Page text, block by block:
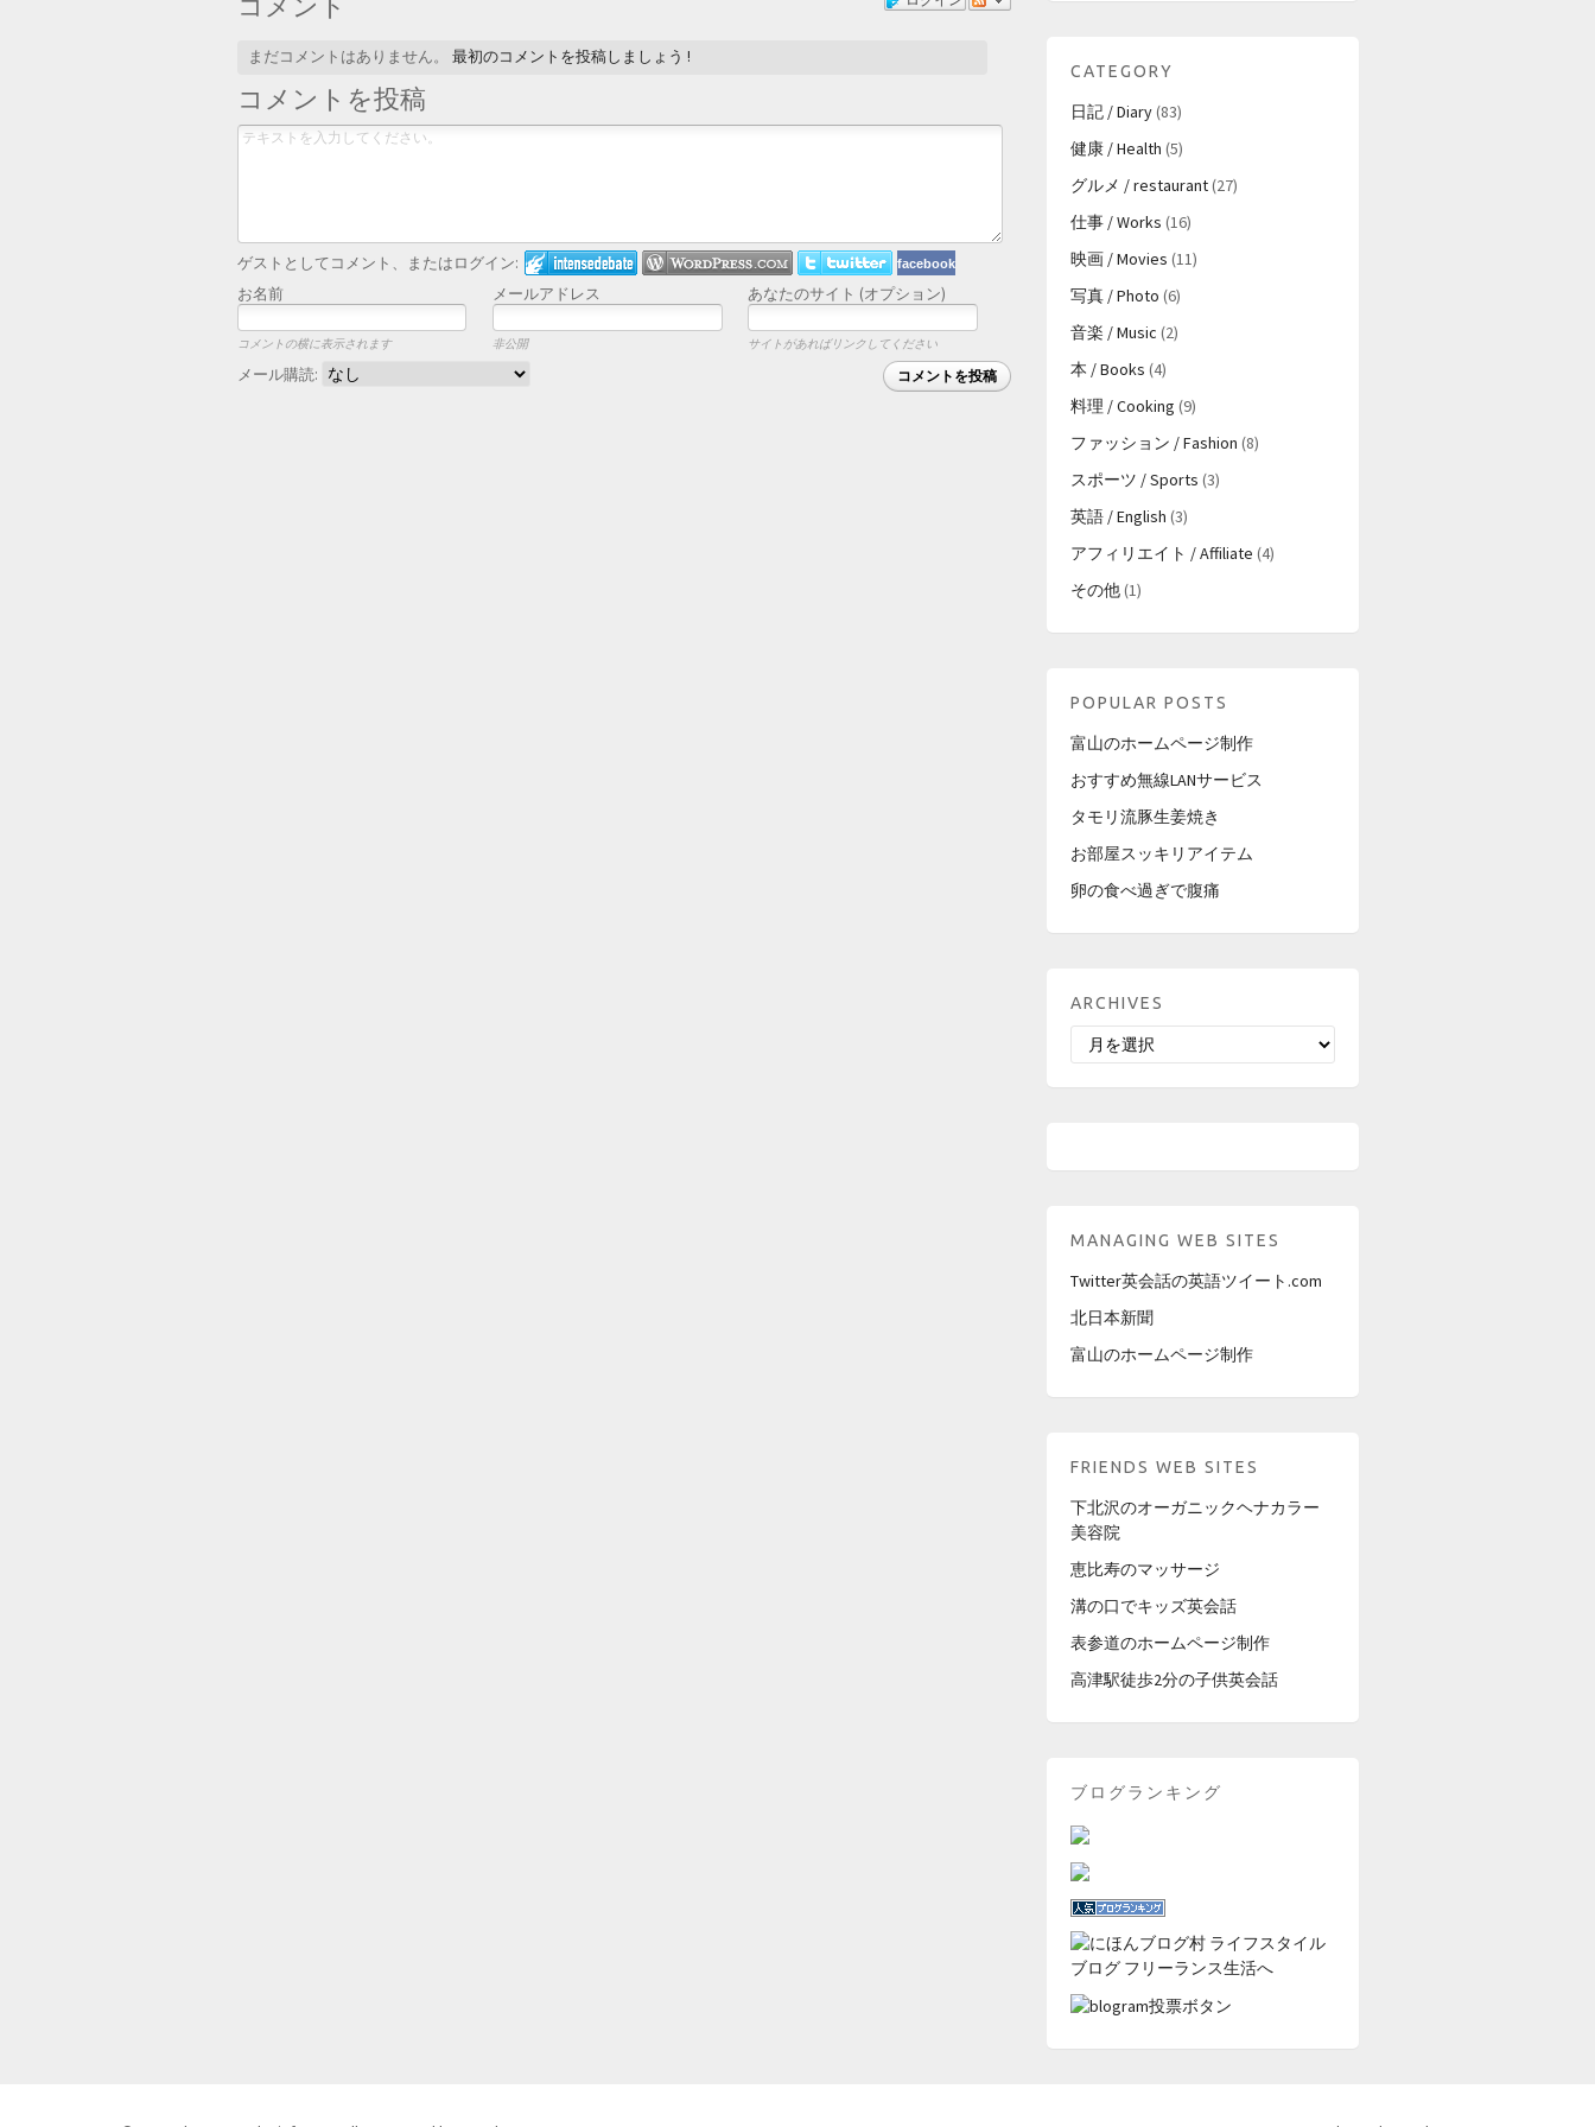
まだコメントはありません。最初のコメントを投稿しましょう !
コメントを投稿
ゲストとしてコメント、またはログイン: facebook
お名前 メールアドレス あなたのサイト (オプション)
コメントの横に表示されます 非公開 サイトがあればリンクしてください
コメントを投稿
メール購読:
CATEGORY
日記 / Diary(83)
健康 / Health (5)
グルメ / restaurant(27)
仕事 / Works (16)
映画 / Movies (11)
写真 / Photo (6)
音楽 / Music (2)
本 / Books (4)
料理 / Cooking (9)
ファッション / Fashion (8)
スポーツ / Sports (3)
英語 / English (3)
アフィリエイト / Affiliate (4)
その他(1)
POPULAR POSTS
富山のホームページ制作
おすすめ無線LANサービス
タモリ流豚生姜焼き
お部屋スッキリアイテム
卵の食べ過ぎで腹痛
ARCHIVES
MANAGING WEB SITES
Twitter英会話の英語ツイート.com
北日本新聞
富山のホームページ制作
FRIENDS WEB SITES
下北沢のオーガニックヘナカラー
美容院
恵比寿のマッサージ
溝の口でキッズ英会話
表参道のホームページ制作
高津駅徒歩2分の子供英会話
ブログランキング